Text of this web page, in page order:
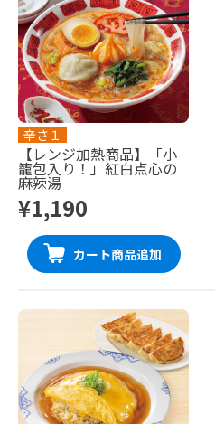
辛さ１
【レンジ加熱商品】「小
籠包入り！」紅白点心の
麻辣湯
¥1,190
カート商品追加